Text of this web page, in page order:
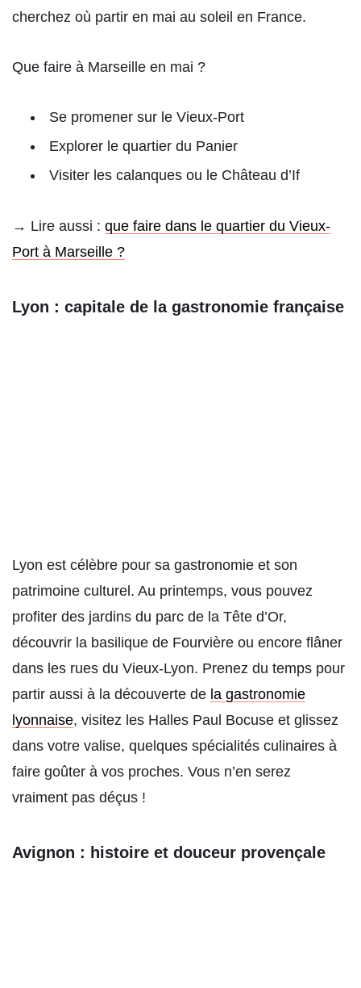
cherchez où partir en mai au soleil en France.
Que faire à Marseille en mai ?
Se promener sur le Vieux-Port
Explorer le quartier du Panier
Visiter les calanques ou le Château d’If
→ Lire aussi : que faire dans le quartier du Vieux-
Port à Marseille ?
Lyon : capitale de la gastronomie française
Lyon est célèbre pour sa gastronomie et son
patrimoine culturel. Au printemps, vous pouvez
profiter des jardins du parc de la Tête d’Or,
découvrir la basilique de Fourvière ou encore flâner
dans les rues du Vieux-Lyon. Prenez du temps pour
partir aussi à la découverte de la gastronomie
lyonnaise, visitez les Halles Paul Bocuse et glissez
dans votre valise, quelques spécialités culinaires à
faire goûter à vos proches. Vous n’en serez
vraiment pas déçus !
Avignon : histoire et douceur provençale